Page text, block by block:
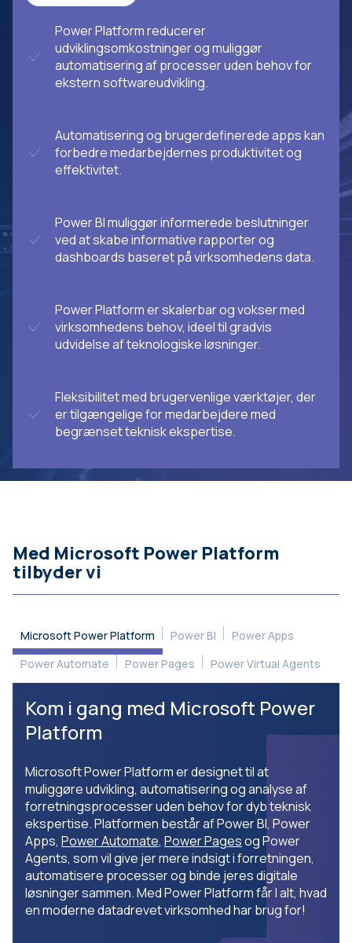
Power Platform reducerer
udviklingsomkostninger og muliggør
automatisering af processer uden behov for
ekstern softwareudvikling.
Automatisering og brugerdefinerede apps kan
forbedre medarbejdernes produktivitet og
effektivitet.
Power BI muliggør informerede beslutninger
ved at skabe informative rapporter og
dashboards baseret på virksomhedens data.
Power Platform er skalerbar og vokser med
virksomhedens behov, ideel til gradvis
udvidelse af teknologiske løsninger.
Fleksibilitet med brugervenlige værktøjer, der
er tilgængelige for medarbejdere med
begrænset teknisk ekspertise.
Med Microsoft Power Platform
tilbyder vi
Microsoft Power Platform
Kom i gang med Microsoft Power
Platform
Microsoft Power Platform er designet til at
muliggøre udvikling, automatisering og analyse af
forretningsprocesser uden behov for dyb teknisk
ekspertise. Platformen består af Power BI, Power
Apps, Power Automate, Power Pagesog Power
Agents, som vil give jer mere indsigt i forretningen,
automatisere processer og binde jeres digitale
løsninger sammen. Med Power Platform får I alt, hvad
en moderne datadrevet virksomhed har brug for!
Power BI
Power Apps
Power Automate
Power Pages Power Virtual Agents